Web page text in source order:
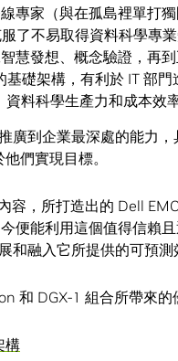
專家（與在孤島裡單打
了不易取得資料科學專業
慧發想、概念驗證，再到
礎架構，有利於 IT 部
料科學生產力和成本效率
廣到企業最深處的能力
們實現目標。
容，所打造出的 Dell
便能利用這個值得信賴
融入它所提供的可預測
和 DGX-1 組合所帶來的
構